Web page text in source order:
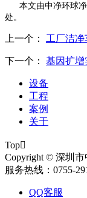
本文由中净环球
处。
上一个： 工厂洁
下一个： 基因扩增
设备
工程
案例
关于
Top
Copyright © 深圳
服务热线：0755-
QQ客服